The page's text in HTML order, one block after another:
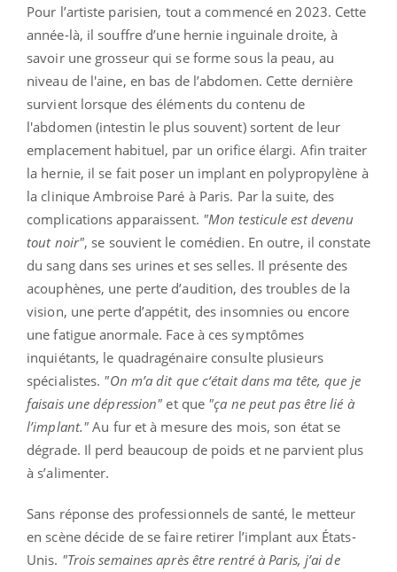
Pour l’artiste parisien, tout a commencé en 2023. Cette
année-là, il souffre d’une hernie inguinale droite, à
savoir une grosseur qui se forme sous la peau, au
niveau de l'aine, en bas de l’abdomen. Cette dernière
survient lorsque des éléments du contenu de
l'abdomen (intestin le plus souvent) sortent de leur
emplacement habituel, par un orifice élargi. Afin traiter
la hernie, il se fait poser un implant en polypropylène à
la clinique Ambroise Paré à Paris. Par la suite, des
complications apparaissent. "Mon testicule est devenu
tout noir", se souvient le comédien. En outre, il constate
du sang dans ses urines et ses selles. Il présente des
acouphènes, une perte d’audition, des troubles de la
vision, une perte d’appétit, des insomnies ou encore
une fatigue anormale. Face à ces symptômes
inquiétants, le quadragénaire consulte plusieurs
spécialistes. "On m’a dit que c‘était dans ma tête, que je
faisais une dépression" et que "ça ne peut pas être lié à
l’implant." Au fur et à mesure des mois, son état se
dégrade. Il perd beaucoup de poids et ne parvient plus
à s’alimenter.
Sans réponse des professionnels de santé, le metteur
en scène décide de se faire retirer l’implant aux États-
Unis. "Trois semaines après être rentré à Paris, j’ai de